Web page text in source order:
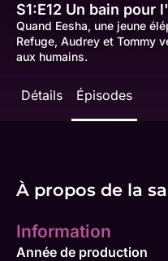
S1:E12 Un bain pour
Quand Eesha, une jeune
Refuge, Audrey et Tommy
aux humains.
Détails Épisodes
À propos de la
Information
Année de production